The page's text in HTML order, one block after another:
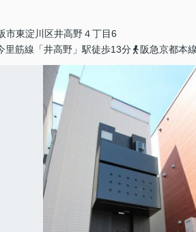
市東淀川区井高野４丁目6
里筋線「井高野」駅徒歩13分
阪急京都本